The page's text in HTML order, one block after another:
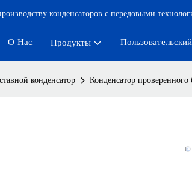
конденсаторов с передовыми
О Нас Продукты
конденсатор Конденсатор